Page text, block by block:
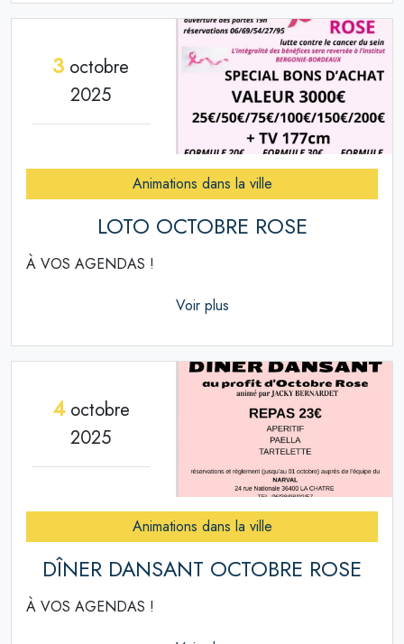
3 octobre
2025
Animations dans la ville
LOTO OCTOBRE ROSE
À VOS AGENDAS !
Voir plus
4octobre
2025
Animations dans la ville
DÎNER DANSANT OCTOBRE ROSE
À VOS AGENDAS !